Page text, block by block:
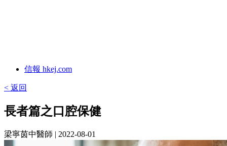
信報 hkej.com
< 返回
長者篇之口腔保健
梁寧茵中醫師 | 2022-08-01